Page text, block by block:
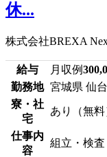
休...
株式会社BREXA
給与 月収例
勤務地 宮城県 仙
寮・社
宅
あり（無料
仕事内
容
組立・検